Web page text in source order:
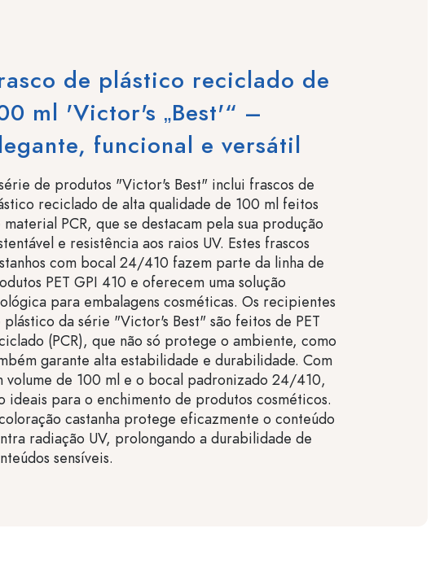
de plástico reciclado de
ml 'Victor's „Best'“ –
funcional e versátil
de produtos "Victor's Best" inclui frascos de
reciclado de alta qualidade de 100 ml feitos
material PCR, que se destacam pela sua produção
e resistência aos raios UV. Estes frascos
com bocal 24/410 fazem parte da linha de
PET GPI 410 e oferecem uma solução
para embalagens cosméticas. Os recipientes
plástico da série "Victor's Best" são feitos de PET
(PCR), que não só protege o ambiente, como
garante alta estabilidade e durabilidade. Com
volume de 100 ml e o bocal padronizado 24/410,
ideais para o enchimento de produtos cosméticos.
castanha protege eficazmente o conteúdo
radiação UV, prolongando a durabilidade de
sensíveis.